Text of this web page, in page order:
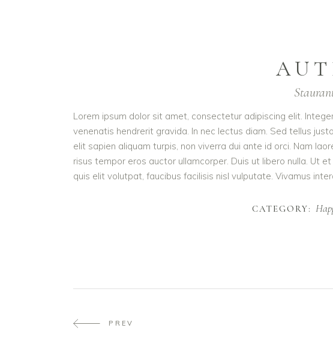
Lorem ipsum dolor sit amet, consectetur adipiscing elit.
venenatis hendrerit gravida. In nec lectus diam. Sed tellus
elit sapien aliquam turpis, non viverra dui ante id orci. Nam
risus tempor eros auctor ullamcorper. Duis ut libero nulla. Ut
quis elit volutpat, faucibus facilisis nisl vulputate. Vivamus
CATEGORY:
PREV